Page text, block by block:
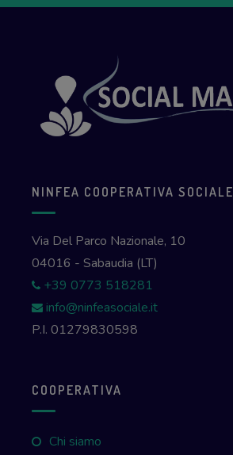
NINFEA COOPERATIVA SOCIALE
Via Del Parco Nazionale, 10
04016 - Sabaudia (LT)
+39 0773 518281
info@ninfeasociale.it
P.I. 01279830598
COOPERATIVA
Chi siamo